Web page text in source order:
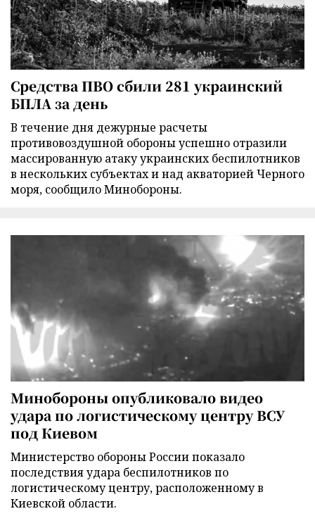
Средства ПВО сбили 281 украинский
БПЛА за день
В течение дня дежурные расчеты
противовоздушной обороны успешно отразили
массированную атаку украинских беспилотников
в нескольких субъектах и над акваторией Черного
моря, сообщило Минобороны.
Минобороны опубликовало видео
удара по логистическому центру ВСУ
под Киевом
Министерство обороны России показало
последствия удара беспилотников по
логистическому центру, расположенному в
Киевской области.